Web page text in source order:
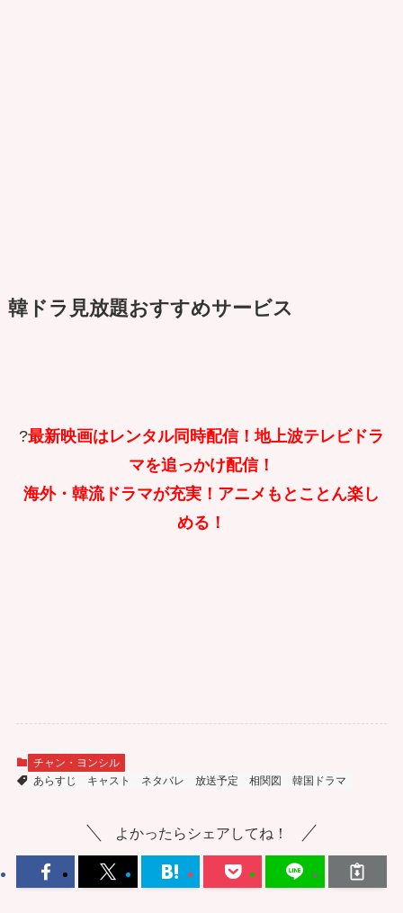
韓ドラ見放題おすすめサービス
?最新映画はレンタル同時配信！地上波テレビドラ
マを追っかけ配信！
海外・韓流ドラマが充実！アニメもとことん楽し
める！
チャン・ヨンシル
あらすじ
キャスト ネタバレ 放送予定 相関図 韓国ドラマ
よかったらシェアしてね！